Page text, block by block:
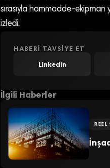
sırasıyla hammadde-ekipman
izledi.
HABERI TAVSIYE ET
LinkedIn
İlgili Haberler
REEL